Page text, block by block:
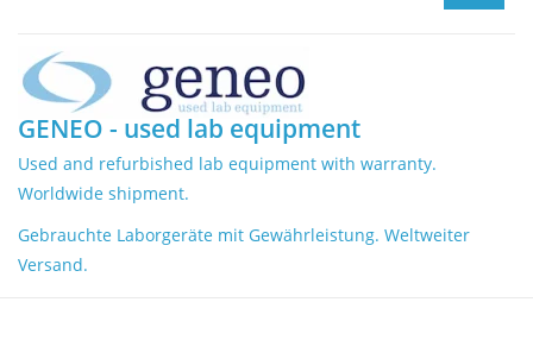
GENEO - used lab equipment
Used and refurbished lab equipment with warranty.
Worldwide shipment.
Gebrauchte Laborgeräte mit Gewährleistung. Weltweiter
Versand.